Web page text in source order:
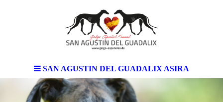
SAN AGUSTIN DEL GUADALIX ASIRA